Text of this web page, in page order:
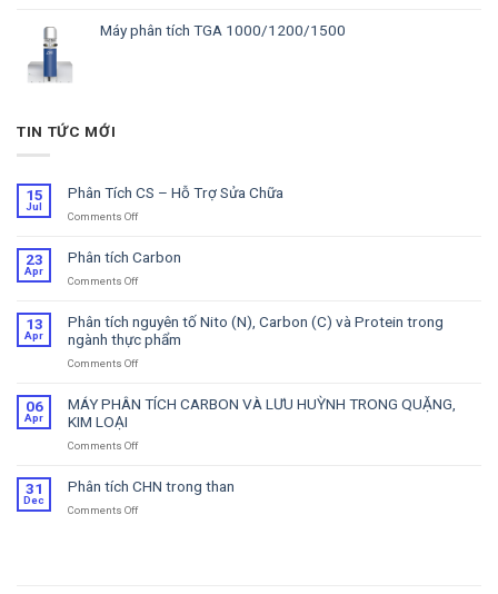
Máy phân tích TGA 1000/1200/1500
TIN TỨC MỚI
15
Jul
Phân Tích CS – Hỗ Trợ Sửa Chữa
Comments Offon
Tích
CS
Sửa
Chữa
23
Apr
Phân tích Carbon
Comments Offon
Carbon
13
Apr
Phân tích nguyên tố Nito (N), Carbon (C) và Protein trong
ngành thực phẩm
Comments Offon
tích
nguyên
Nito
Carbon
06
Apr
MÁY PHÂN TÍCH CARBON VÀ LƯU HUỲNH TRONG QUẶNG,
KIM LOẠI
Comments Offon
TÍCH
31
Dec
Phân tích CHN trong than
Comments Offon